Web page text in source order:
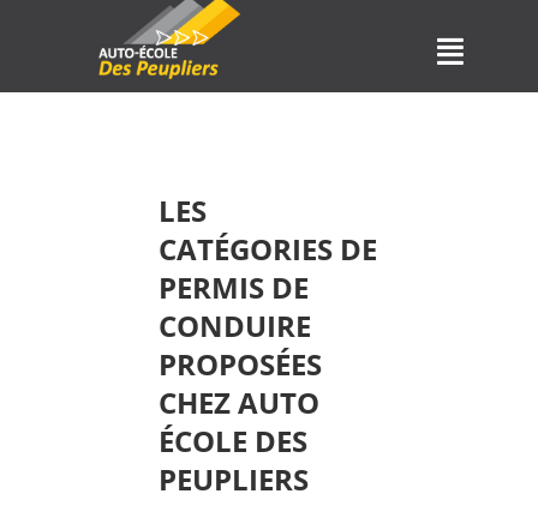
LES
CATÉGORIES DE
PERMIS DE
CONDUIRE
PROPOSÉES
CHEZ AUTO
ÉCOLE DES
PEUPLIERS